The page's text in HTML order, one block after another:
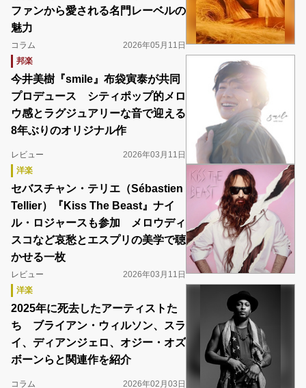
ファンから愛される名門レーベルの
魅力
コラム
2026年05月11日
邦楽
今井美樹『smile』布袋寅泰が共同
プロデュース シティポップ的メロ
ウ感とラグジュアリーな音で迎える
8年ぶりのオリジナル作
レビュー
2026年03月11日
洋楽
セバスチャン・テリエ（Sébastien
Tellier）『Kiss The Beast』ナイ
ル・ロジャースも参加 メロウディ
スコなど哀愁とエスプリの美学で聴
かせる一枚
レビュー
2026年03月11日
洋楽
2025年に死去したアーティストた
ち ブライアン・ウィルソン、スラ
イ、ディアンジェロ、オジー・オズ
ボーンらと関連作を紹介
コラム
2026年02月03日